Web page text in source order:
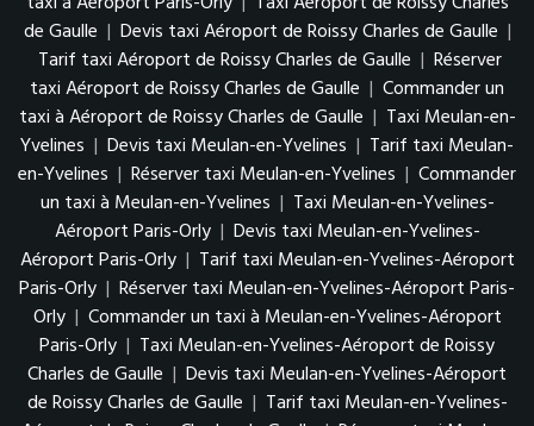
de Gaulle | Devis taxi Aéroport de Roissy Charles de Gaulle |
Tarif taxi Aéroport de Roissy Charles de Gaulle | Réserver
taxi Aéroport de Roissy Charles de Gaulle | Commander un
taxi à Aéroport de Roissy Charles de Gaulle | Taxi Meulan-en-
Yvelines | Devis taxi Meulan-en-Yvelines | Tarif taxi Meulan-
en-Yvelines | Réserver taxi Meulan-en-Yvelines | Commander
un taxi à Meulan-en-Yvelines | Taxi Meulan-en-Yvelines-
Aéroport Paris-Orly | Devis taxi Meulan-en-Yvelines-
Aéroport Paris-Orly | Tarif taxi Meulan-en-Yvelines-Aéroport
Paris-Orly | Réserver taxi Meulan-en-Yvelines-Aéroport Paris-
Orly | Commander un taxi à Meulan-en-Yvelines-Aéroport
Paris-Orly | Taxi Meulan-en-Yvelines-Aéroport de Roissy
Charles de Gaulle | Devis taxi Meulan-en-Yvelines-Aéroport
de Roissy Charles de Gaulle | Tarif taxi Meulan-en-Yvelines-